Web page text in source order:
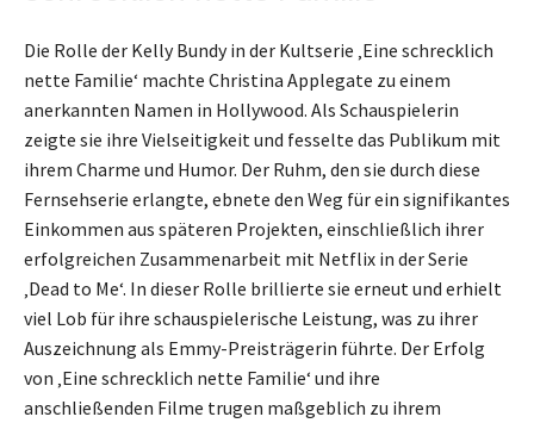
Die Rolle der Kelly Bundy in der Kultserie ‚Eine schrecklich
nette Familie‘ machte Christina Applegate zu einem
anerkannten Namen in Hollywood. Als Schauspielerin
zeigte sie ihre Vielseitigkeit und fesselte das Publikum mit
ihrem Charme und Humor. Der Ruhm, den sie durch diese
Fernsehserie erlangte, ebnete den Weg für ein signifikantes
Einkommen aus späteren Projekten, einschließlich ihrer
erfolgreichen Zusammenarbeit mit Netflix in der Serie
‚Dead to Me‘. In dieser Rolle brillierte sie erneut und erhielt
viel Lob für ihre schauspielerische Leistung, was zu ihrer
Auszeichnung als Emmy-Preisträgerin führte. Der Erfolg
von ‚Eine schrecklich nette Familie‘ und ihre
anschließenden Filme trugen maßgeblich zu ihrem